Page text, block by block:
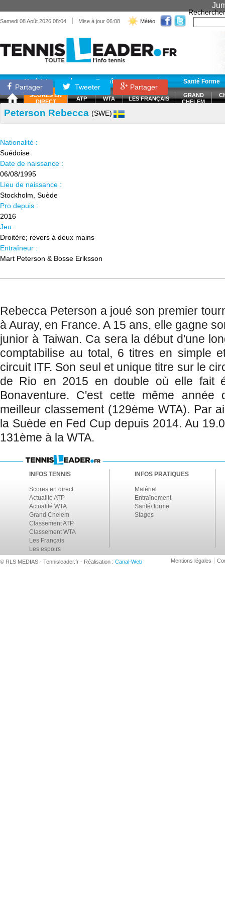
Samedi 08 Août 2026 08:04 | Mise à jour 06:08 Météo
Rechercher
Matériel Entraînement Santé Forme
SCORES EN
DIRECT
ATP WTA LES FRANÇAIS
GRAND
CHELEM
Partager Tweeter Partager
Peterson Rebecca (SWE)
Nationalité :
Suédoise
Date de naissance :
06/08/1995
Lieu de naissance :
Stockholm, Suède
Pro depuis :
2016
Jeu :
Droitère; revers à deux mains
Entraîneur :
Mart Peterson & Bosse Eriksson
Rebecca Peterson a joué son premier
à Auray, en France. A 15 ans, elle gagne
junior à Taiwan. Ca sera la début d'une
comptabilise au total, 6 titres en simple
circuit ITF. Son seul et unique titre sur le
de Rio en 2015 en double où elle fait
Bonaventure. C'est cette même année
meilleur classement (129ème WTA). Par
la Suède en Fed Cup depuis 2014. Au
131ème à la WTA.
INFOS TENNIS
Scores en direct
Actualité ATP
Actualité WTA
Grand Chelem
Classement ATP
Classement WTA
Les Français
Les espoirs
INFOS PRATIQUES
Matériel
Entraînement
Santé/ forme
Stages
© RLS MEDIAS - Tennisleader.fr - Réalisation : Canal-Web Mentions légales